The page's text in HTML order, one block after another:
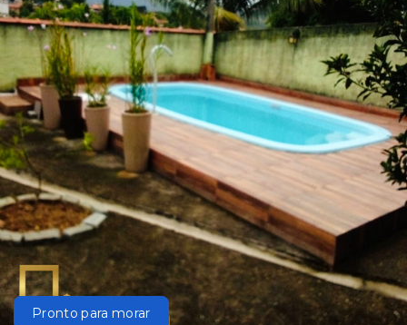
Pronto para morar